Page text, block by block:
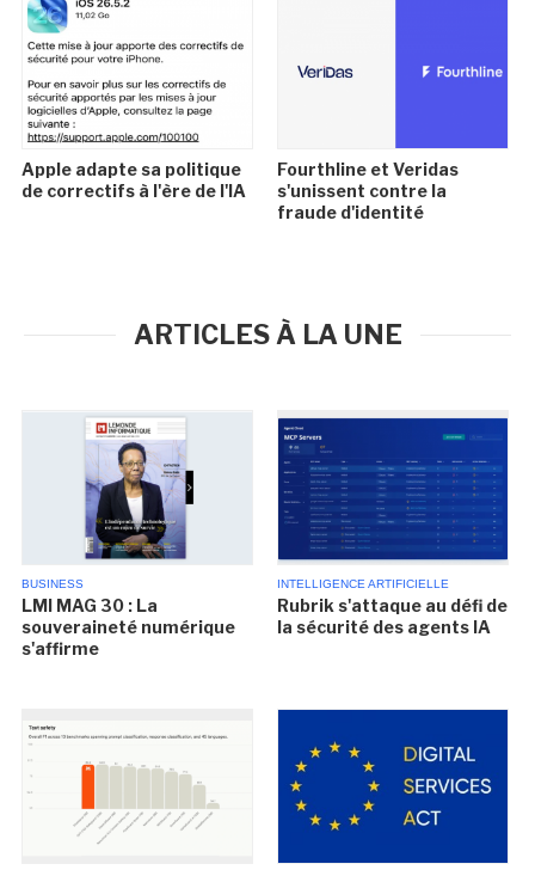
Apple adapte sa politique
de correctifs à l'ère de l'IA
Fourthline et Veridas
s'unissent contre la
fraude d'identité
ARTICLES À LA UNE
BUSINESS
LMI MAG 30 : La
souveraineté numérique
s'affirme
INTELLIGENCE ARTIFICIELLE
Rubrik s'attaque au défi de
la sécurité des agents IA